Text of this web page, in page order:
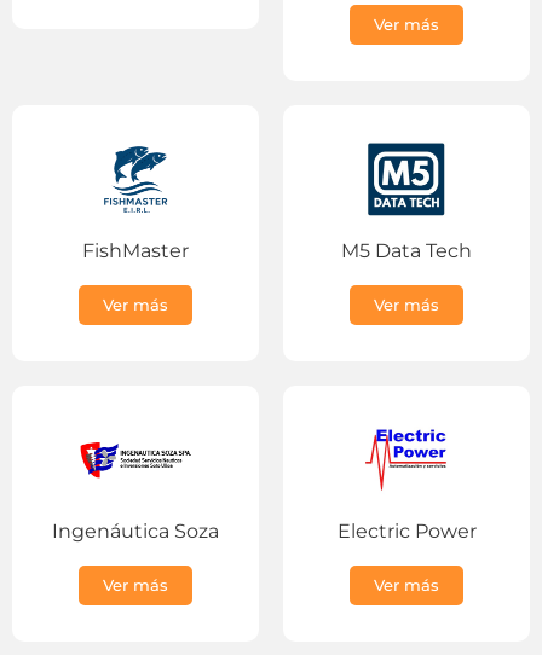
Ver más
FishMaster
Ver más
M5 Data Tech
Ver más
Ingenáutica Soza
Ver más
Electric Power
Ver más